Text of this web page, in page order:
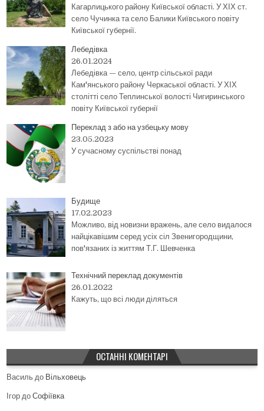
Кагарлицького району Київської області. У ХІХ ст.
село Чучинка та село Балики Київського повіту
Київської губернії.
Лебедівка
26.01.2024
Лебедівка — село, центр сільської ради
Кам'янського району Черкаської області. У ХІХ
столітті село Теплинської волості Чигиринського
повіту Київської губернії
Переклад з або на узбецьку мову
23.05.2023
У сучасному суспільстві понад
Будище
17.02.2023
Можливо, від новизни вражень, але село видалося
найцікавішим серед усіх сіл Звенигородщини,
пов'язаних із життям Т.Г. Шевченка
Технічний переклад документів
26.01.2022
Кажуть, що всі люди діляться
ОСТАННІ КОМЕНТАРІ
Василь до Вільховець
Ігор доСофіївка